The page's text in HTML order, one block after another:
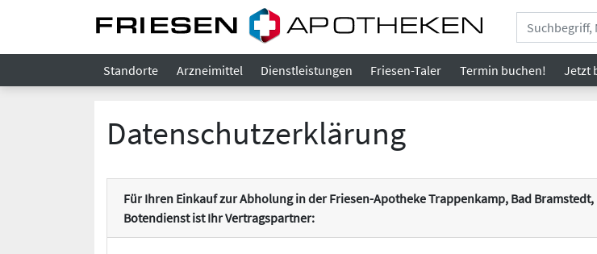
Standorte Arzneimittel Dienstleistungen Friesen-Taler Termin buchen! Jetzt
Datenschutzerklärung
Für Ihren Einkauf zur Abholung in der Friesen-Apotheke Trappenkamp, Bad
Botendienst ist Ihr Vertragspartner: